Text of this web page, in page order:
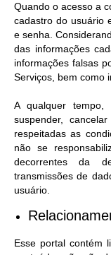
Quando o acesso a
cadastro do usuário
e senha.
das informações
informações falsas
Serviços, bem como
A qualquer tempo,
suspender,
respeitadas as
não se
decorrentes da
transmissões de
usuário.
Esse portal contém